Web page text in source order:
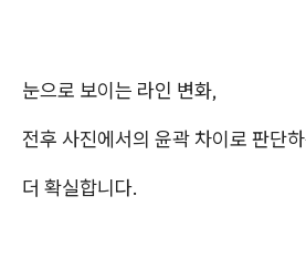
눈으로 보이는 라인 변화,
전후 사진에서의 윤곽 차이로 판단
더 확실합니다.